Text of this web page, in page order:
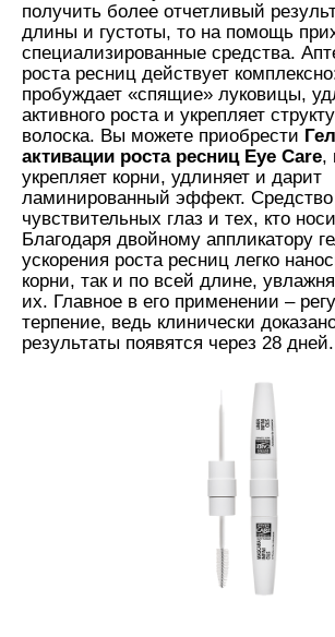
получить более отчетливый
длины и густоты, то на помощь
специализированные средства.
роста ресниц действует
пробуждает «спящие» луковицы,
активного роста и укрепляет
волоска. Вы можете приобрести
активации роста ресниц Eye Care,
укрепляет корни, удлиняет и дарит
ламинированный эффект.
чувствительных глаз и тех, кто
Благодаря двойному аппликатору
ускорения роста ресниц легко
корни, так и по всей длине,
их. Главное в его применении –
терпение, ведь клинически
результаты появятся через 28 дней.